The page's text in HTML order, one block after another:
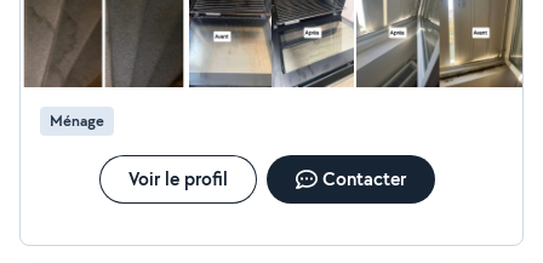
Ménage
Voir le profil Contacter